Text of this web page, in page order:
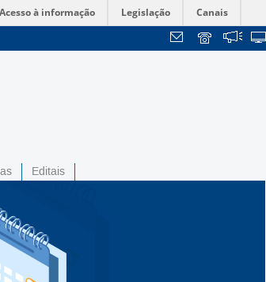
Acesso à informação Legislação Canais
Editais